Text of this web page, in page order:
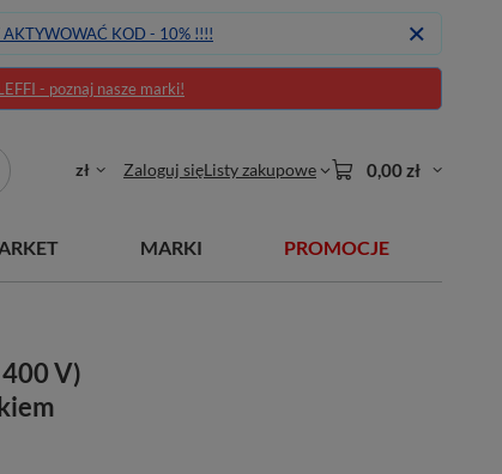
AKTYWOWAĆ KOD - 10% !!!!
- poznaj nasze marki!
zł Zaloguj sięListy zakupowe 0,00 zł
MARKI PROMOCJE
V)